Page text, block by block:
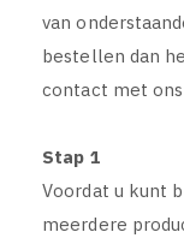
van
bestellen dan
contact met
Stap 1
Voordat u kunt
meerdere